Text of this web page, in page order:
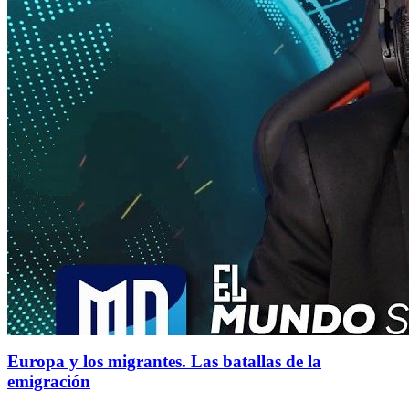
Europa y los migrantes. Las batallas de la
emigración